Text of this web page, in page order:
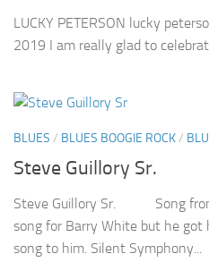
LUCKY
2019 I am really glad to
BLUES / BLUES BOOGIE ROCK/
Steve Guillory Sr.
Steve Guillory Sr. Song
song for Barry White but he got
song to him. Silent Symphony...